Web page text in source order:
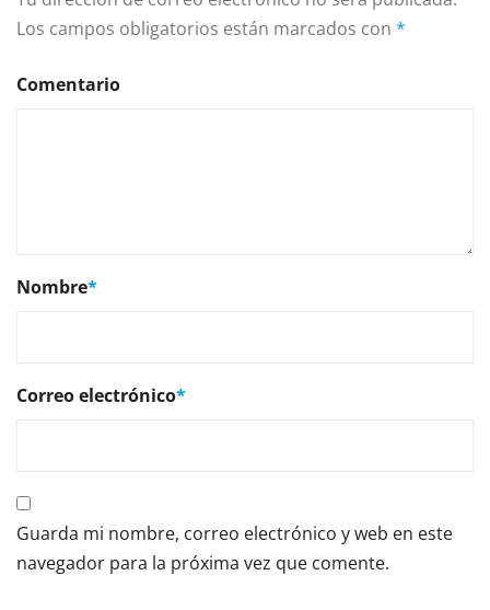
Los campos obligatorios están marcados con *
Comentario
Nombre*
Correo electrónico*
Guarda mi nombre, correo electrónico y web en este
navegador para la próxima vez que comente.